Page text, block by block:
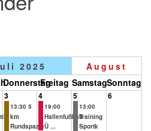
2025
August
DonnerstagFreitag SamstagSonntag
3
13:30 5
km
Rundspazie
4
19:00
Hallenfußball
Ü ...
5
13:00
Training
Sportk
6